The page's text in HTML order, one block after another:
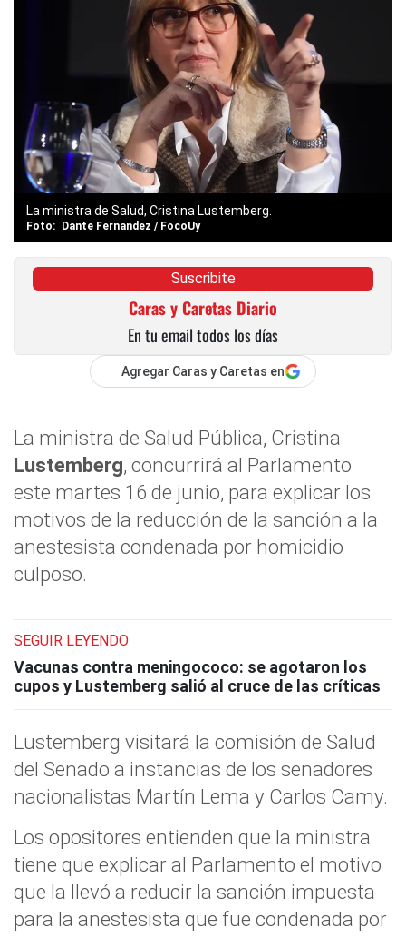
La ministra de Salud, Cristina Lustemberg.
Dante Fernandez / FocoUy
Suscribite
Caras y Caretas Diario
En tu email todos los días
Agregar Caras y Caretas en
La ministra de Salud Pública, Cristina
Lustemberg, concurrirá al Parlamento
este martes 16 de junio, para explicar los
motivos de la reducción de la sanción a la
anestesista condenada por homicidio
culposo.
SEGUIR LEYENDO
Vacunas contra meningococo: se agotaron los
cupos y Lustemberg salió al cruce de las críticas
Lustemberg visitará la comisión de Salud
del Senado a instancias de los senadores
nacionalistas Martín Lema y Carlos Camy.
Los opositores entienden que la ministra
tiene que explicar al Parlamento el motivo
que la llevó a reducir la sanción impuesta
para la anestesista que fue condenada por